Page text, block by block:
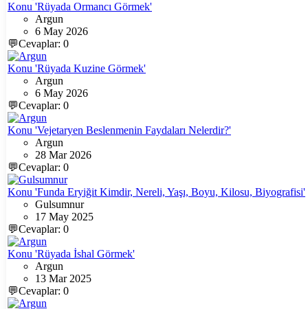
Konu 'Rüyada Ormancı Görmek'
Argun
6 May 2026
💬Cevaplar: 0
Konu 'Rüyada Kuzine Görmek'
Argun
6 May 2026
💬Cevaplar: 0
Konu 'Vejetaryen Beslenmenin Faydaları Nelerdir?'
Argun
28 Mar 2026
💬Cevaplar: 0
Konu 'Funda Eryiğit Kimdir, Nereli, Yaşı, Boyu, Kilosu, Biyografisi'
Gulsumnur
17 May 2025
💬Cevaplar: 0
Konu 'Rüyada İshal Görmek'
Argun
13 Mar 2025
💬Cevaplar: 0